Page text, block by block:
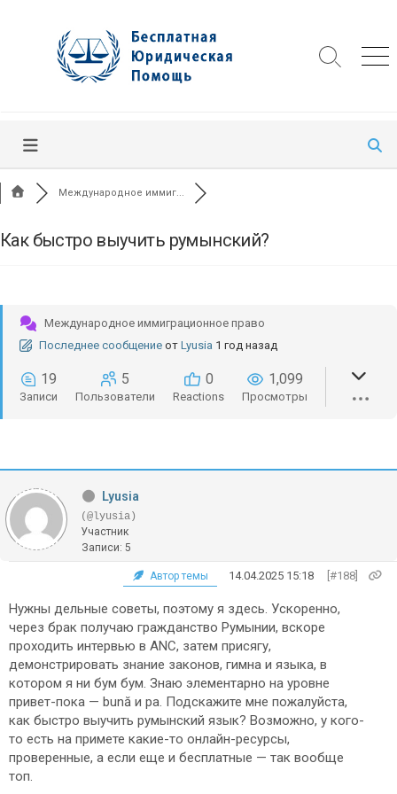
Search
Международное иммиг...
Как быстро выучить румынский?
Международное иммиграционное право
Последнее сообщение от Lyusia 1 год назад
19
Записи
5
Пользователи
0
Reactions
1,099
Просмотры
Lyusia
(@lyusia)
Участник
Записи: 5
Автор темы 14.04.2025 15:18 [#188]
Нужны дельные советы, поэтому я здесь. Ускоренно,
через брак получаю гражданство Румынии, вскоре
проходить интервью в ANC, затем присягу,
демонстрировать знание законов, гимна и языка, в
котором я ни бум бум. Знаю элементарно на уровне
привет-пока — bună и pa. Подскажите мне пожалуйста,
как быстро выучить румынский язык? Возможно, у кого-
то есть на примете какие-то онлайн-ресурсы,
проверенные, а если еще и бесплатные — так вообще
топ.